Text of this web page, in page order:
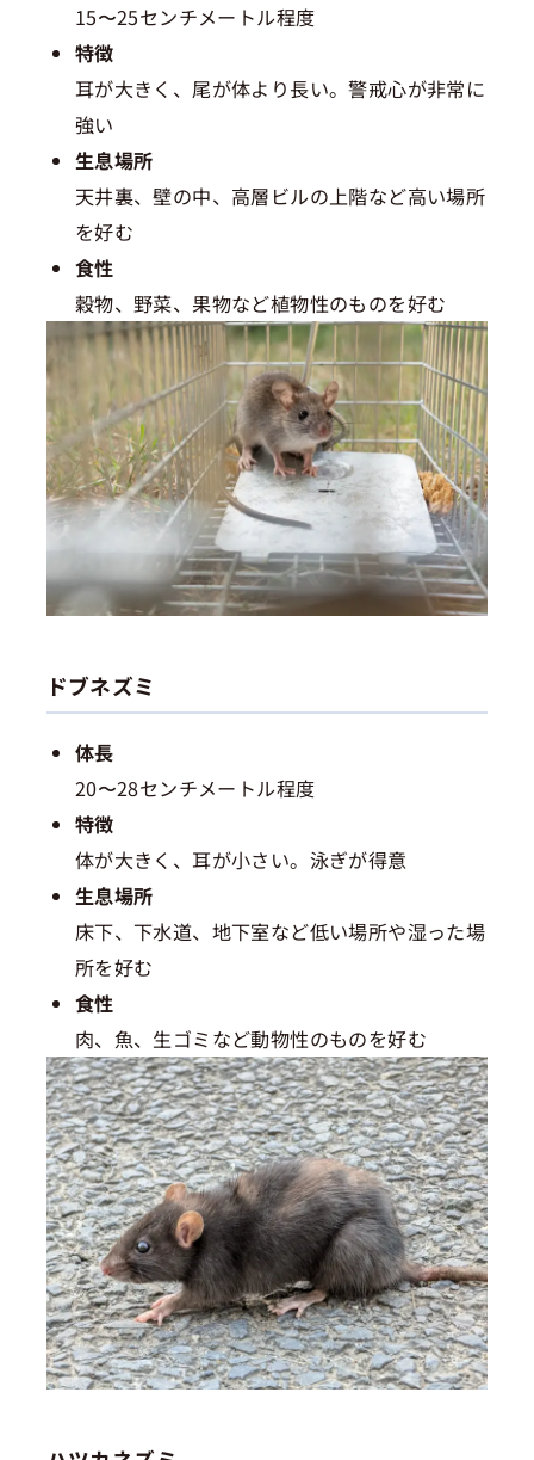
15〜25センチメートル程度
特徴
耳が大きく、尾が体より長い。警戒心が非常に
強い
生息場所
天井裏、壁の中、高層ビルの上階など高い場所
を好む
食性
穀物、野菜、果物など植物性のものを好む
ドブネズミ
体長
20〜28センチメートル程度
特徴
体が大きく、耳が小さい。泳ぎが得意
生息場所
床下、下水道、地下室など低い場所や湿った場
所を好む
食性
肉、魚、生ゴミなど動物性のものを好む